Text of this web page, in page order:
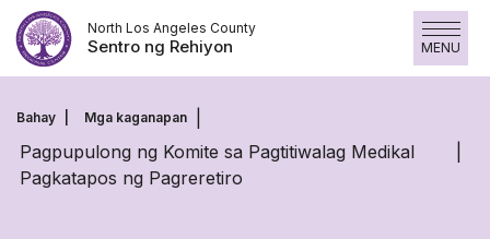
Laktawan
ang
nilalaman
North Los Angeles County
Sentro ng Rehiyon MENU
Bahay Mga kaganapan
Pagpupulong ng Komite sa Pagtitiwalag Medikal
Pagkatapos ng Pagreretiro